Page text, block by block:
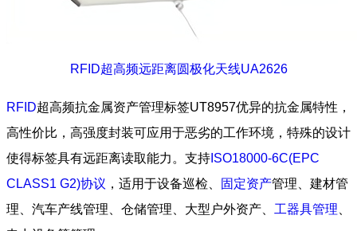
RFID超高频远距离圆极化天线UA2626
RFID超高频抗金属资产管理标签UT8957优异的抗金属特性，
高性价比，高强度封装可应用于恶劣的工作环境，特殊的设计
使得标签具有远距离读取能力。支持 ISO18000-6C(EPC
CLASS1 G2)协议 ，适用于设备巡检、 固定资产管理、建材管
理、汽车产线管理、仓储管理、大型户外资产、 工器具管理